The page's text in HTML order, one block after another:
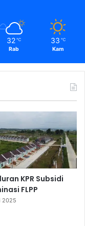
32 ℃
Rab
33 ℃
Kam
KPR Subsidi
FLPP
2025